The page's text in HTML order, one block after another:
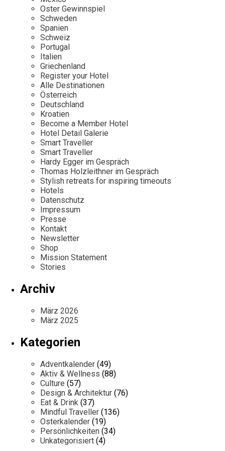
Mexico
Niederlande
Österreich
Portugal
Schweden
Spanien
Schweiz
Persönlichkeiten
Our Story
Career
Kontakt
Impressum
Oster Gewinnspiel
Schweden
Spanien
Schweiz
Portugal
Italien
Griechenland
Register your Hotel
Alle Destinationen
Österreich
Deutschland
Kroatien
Become a Member Hotel
Hotel Detail Galerie
Smart Traveller
Smart Traveller
Hardy Egger im Gespräch
Thomas Holzleithner im Gespräch
Stylish retreats for inspiring timeouts
Hotels
Datenschutz
Impressum
Presse
Kontakt
Newsletter
Shop
Mission Statement
Stories
Archiv
März 2026
März 2025
Kategorien
Adventkalender (49)
Aktiv & Wellness (88)
Culture (57)
Design & Architektur (76)
Eat & Drink (37)
Mindful Traveller (136)
Osterkalender (19)
Persönlichkeiten (34)
Unkategorisiert (4)